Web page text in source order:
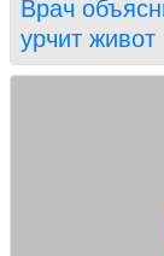
Врач
урчит живот